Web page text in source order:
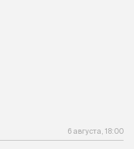
6 августа, 18:00